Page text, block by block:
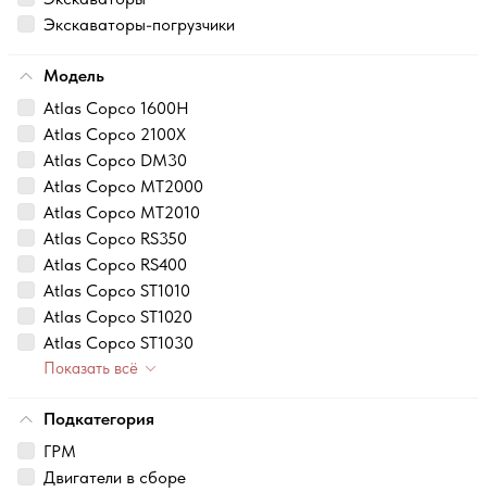
Экскаваторы-погрузчики
Модель
Atlas Copco 1600H
Atlas Copco 2100X
Atlas Copco DM30
Atlas Copco MT2000
Atlas Copco MT2010
Atlas Copco RS350
Atlas Copco RS400
Atlas Copco ST1010
Atlas Copco ST1020
Atlas Copco ST1030
Показать всё
Подкатегория
ГРМ
Двигатели в сборе